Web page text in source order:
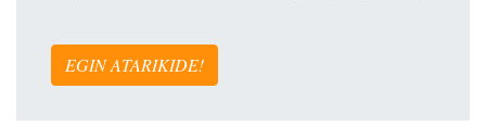
EGIN ATARIKIDE!